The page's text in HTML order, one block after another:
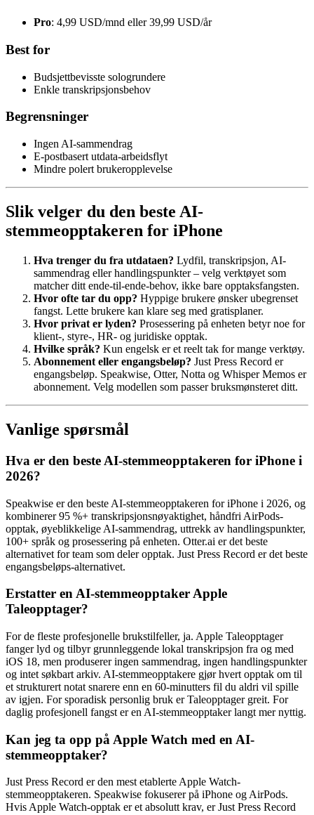
Pro: 4,99 USD/mnd eller 39,99 USD/år
Best for
Budsjettbevisste sologrundere
Enkle transkripsjonsbehov
Begrensninger
Ingen AI-sammendrag
E-postbasert utdata-arbeidsflyt
Mindre polert brukeropplevelse
Slik velger du den beste AI-
stemmeopptakeren for iPhone
Hva trenger du fra utdataen? Lydfil, transkripsjon, AI-
sammendrag eller handlingspunkter – velg verktøyet som
matcher ditt ende-til-ende-behov, ikke bare opptaksfangsten.
Hvor ofte tar du opp? Hyppige brukere ønsker ubegrenset
fangst. Lette brukere kan klare seg med gratisplaner.
Hvor privat er lyden? Prosessering på enheten betyr noe for
klient-, styre-, HR- og juridiske opptak.
Hvilke språk? Kun engelsk er et reelt tak for mange verktøy.
Abonnement eller engangsbeløp? Just Press Record er
engangsbeløp. Speakwise, Otter, Notta og Whisper Memos er
abonnement. Velg modellen som passer bruksmønsteret ditt.
Vanlige spørsmål
Hva er den beste AI-stemmeopptakeren for iPhone i
2026?
Speakwise er den beste AI-stemmeopptakeren for iPhone i 2026, og
kombinerer 95 %+ transkripsjonsnøyaktighet, håndfri AirPods-
opptak, øyeblikkelige AI-sammendrag, uttrekk av handlingspunkter,
100+ språk og prosessering på enheten. Otter.ai er det beste
alternativet for team som deler opptak. Just Press Record er det beste
engangsbeløps-alternativet.
Erstatter en AI-stemmeopptaker Apple
Taleopptager?
For de fleste profesjonelle brukstilfeller, ja. Apple Taleopptager
fanger lyd og tilbyr grunnleggende lokal transkripsjon fra og med
iOS 18, men produserer ingen sammendrag, ingen handlingspunkter
og intet søkbart arkiv. AI-stemmeopptakere gjør hvert opptak om til
et strukturert notat snarere enn en 60-minutters fil du aldri vil spille
av igjen. For sporadisk personlig bruk er Taleopptager greit. For
daglig profesjonell fangst er en AI-stemmeopptaker langt mer nyttig.
Kan jeg ta opp på Apple Watch med en AI-
stemmeopptaker?
Just Press Record er den mest etablerte Apple Watch-
stemmeopptakeren. Speakwise fokuserer på iPhone og AirPods.
Hvis Apple Watch-opptak er et absolutt krav, er Just Press Record